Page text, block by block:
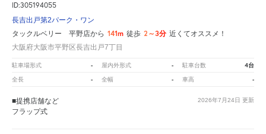
ID:305194055
長吉出戸第2パーク・ワン
タックルベリー 平野店から 141m 徒歩 2～3分 近くてオススメ！
大阪府大阪市平野区長吉出戸7丁目
駐車場形式 - 屋内外形式 - 駐車台数 4台
全長 - 全幅 - 車高 -
2026年7月24日 更新
■提携店舗など
フラップ式